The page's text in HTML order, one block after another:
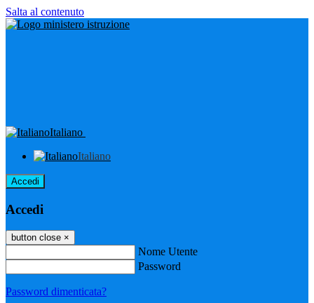
Salta al contenuto
Italiano
Italiano
Accedi
Accedi
button close ×
Nome Utente
Password
Password dimenticata?